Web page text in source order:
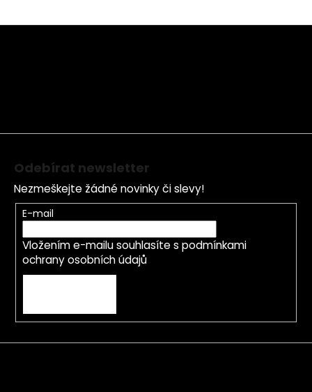
Z
Odebírat newsletter
Nezmeškejte žádné novinky či slevy!
E-mail
Vložením e-mailu souhlasíte s podmínkami
ochrany osobních údajů